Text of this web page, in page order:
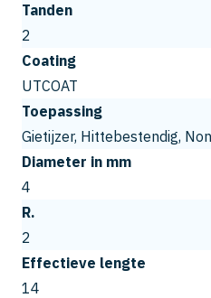
Tanden
2
Coating
UTCOAT
Toepassing
Gietijzer, Hittebestendig,
Diameter in mm
4
R.
2
Effectieve lengte
14